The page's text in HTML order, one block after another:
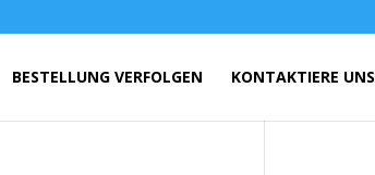
BESTELLUNG VERFOLGEN KONTAKTIERE UNS